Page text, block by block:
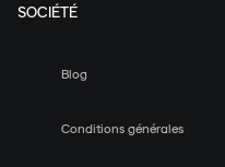
SOCIÉTÉ
Blog
Conditions générales